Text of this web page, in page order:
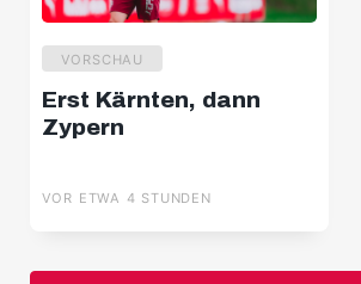
VORSCHAU
Erst Kärnten, dann
Zypern
VOR ETWA 4 STUNDEN